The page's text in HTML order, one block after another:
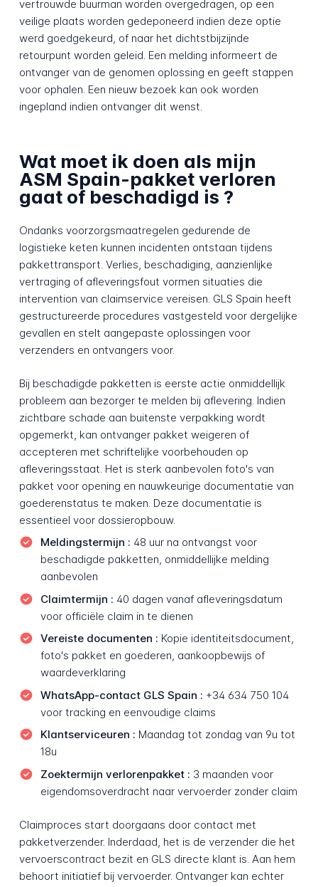
vertrouwde buurman worden overgedragen, op een
veilige plaats worden gedeponeerd indien deze optie
werd goedgekeurd, of naar het dichtstbijzijnde
retourpunt worden geleid. Een melding informeert de
ontvanger van de genomen oplossing en geeft stappen
voor ophalen. Een nieuw bezoek kan ook worden
ingepland indien ontvanger dit wenst.
Wat moet ik doen als mijn
ASM Spain-pakket verloren
gaat of beschadigd is ?
Ondanks voorzorgsmaatregelen gedurende de
logistieke keten kunnen incidenten ontstaan tijdens
pakkettransport. Verlies, beschadiging, aanzienlijke
vertraging of afleveringsfout vormen situaties die
intervention van claimservice vereisen. GLS Spain heeft
gestructureerde procedures vastgesteld voor dergelijke
gevallen en stelt aangepaste oplossingen voor
verzenders en ontvangers voor.
Bij beschadigde pakketten is eerste actie onmiddellijk
probleem aan bezorger te melden bij aflevering. Indien
zichtbare schade aan buitenste verpakking wordt
opgemerkt, kan ontvanger pakket weigeren of
accepteren met schriftelijke voorbehouden op
afleveringsstaat. Het is sterk aanbevolen foto's van
pakket voor opening en nauwkeurige documentatie van
goederenstatus te maken. Deze documentatie is
essentieel voor dossieropbouw.
Meldingstermijn : 48 uur na ontvangst voor
beschadigde pakketten, onmiddellijke melding
aanbevolen
Claimtermijn : 40 dagen vanaf afleveringsdatum
voor officiële claim in te dienen
Vereiste documenten : Kopie identiteitsdocument,
foto's pakket en goederen, aankoopbewijs of
waardeverklaring
WhatsApp-contact GLS Spain : +34 634 750 104
voor tracking en eenvoudige claims
Klantserviceuren : Maandag tot zondag van 9u tot
18u
Zoektermijn verlorenpakket : 3 maanden voor
eigendomsoverdracht naar vervoerder zonder claim
Claimproces start doorgaans door contact met
pakketverzender. Inderdaad, het is de verzender die het
vervoerscontract bezit en GLS directe klant is. Aan hem
behoort initiatief bij vervoerder. Ontvanger kan echter